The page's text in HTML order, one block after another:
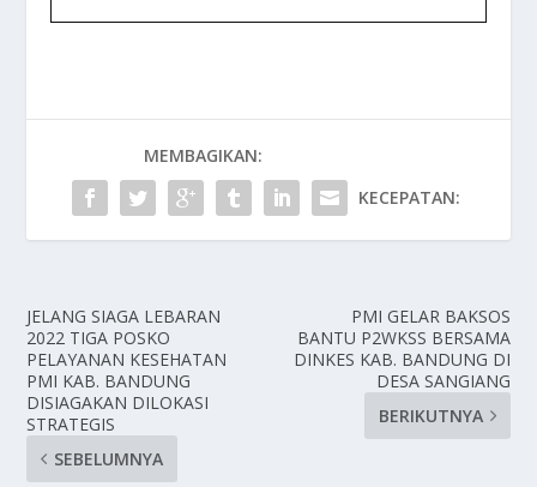
MEMBAGIKAN:
KECEPATAN:
JELANG SIAGA LEBARAN
2022 TIGA POSKO
PELAYANAN KESEHATAN
PMI KAB. BANDUNG
DISIAGAKAN DILOKASI
STRATEGIS
SEBELUMNYA
PMI GELAR BAKSOS
BANTU P2WKSS BERSAMA
DINKES KAB. BANDUNG DI
DESA SANGIANG
BERIKUTNYA